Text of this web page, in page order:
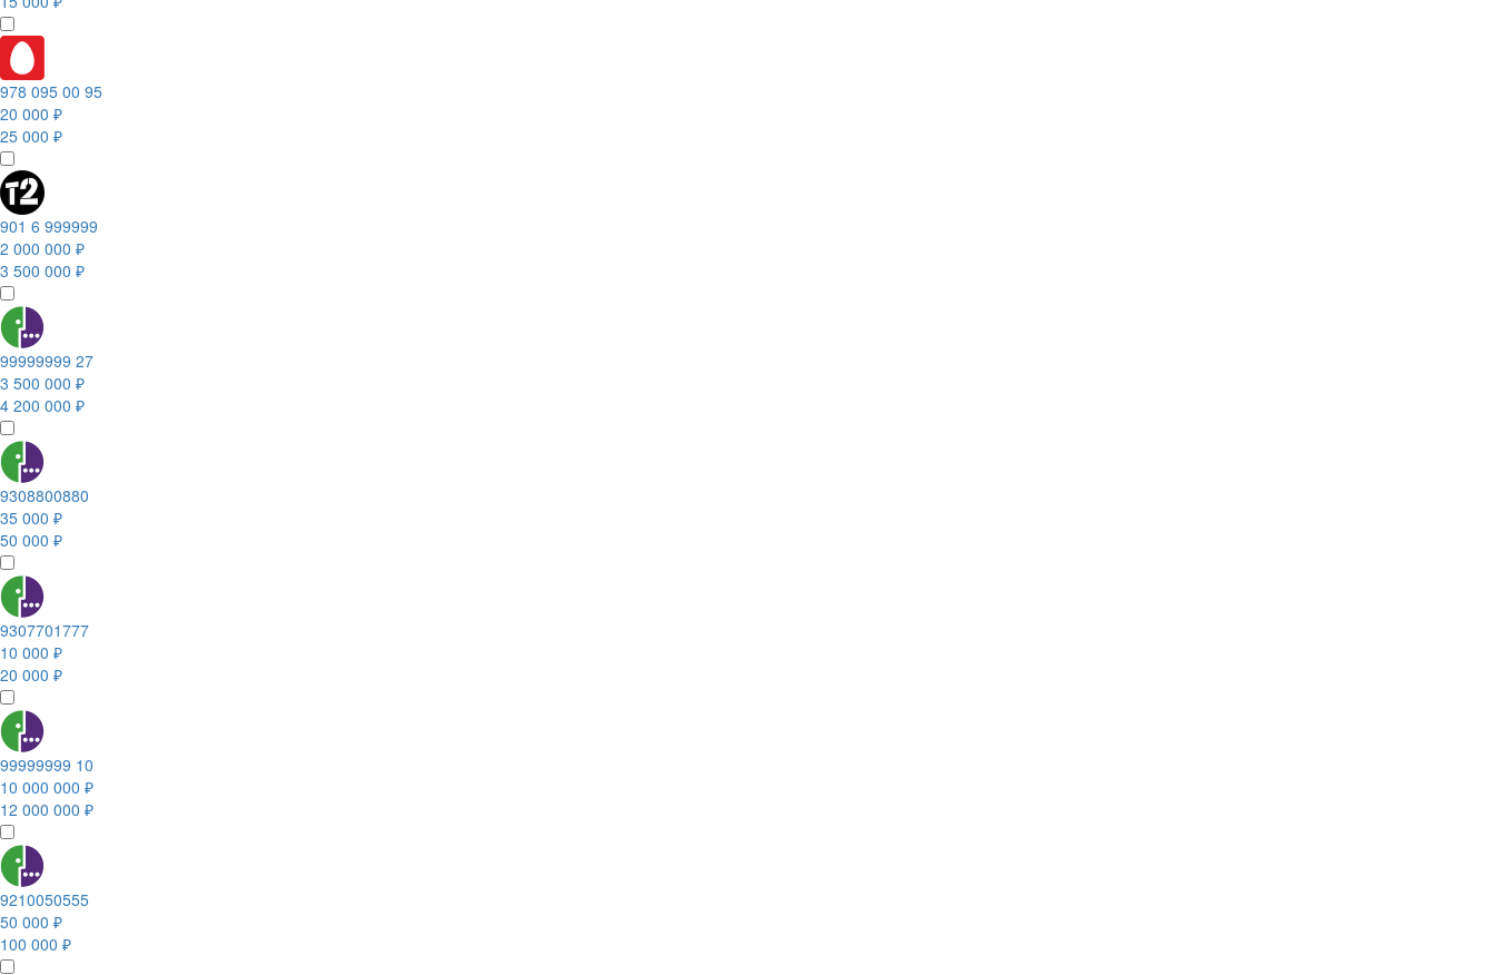
978 095 00 95
20 000 ₽
25 000 ₽
901 6 999999
2 000 000 ₽
3 500 000 ₽
99999999 27
3 500 000 ₽
4 200 000 ₽
9308800880
35 000 ₽
50 000 ₽
9307701777
10 000 ₽
20 000 ₽
99999999 10
10 000 000 ₽
12 000 000 ₽
9210050555
50 000 ₽
100 000 ₽